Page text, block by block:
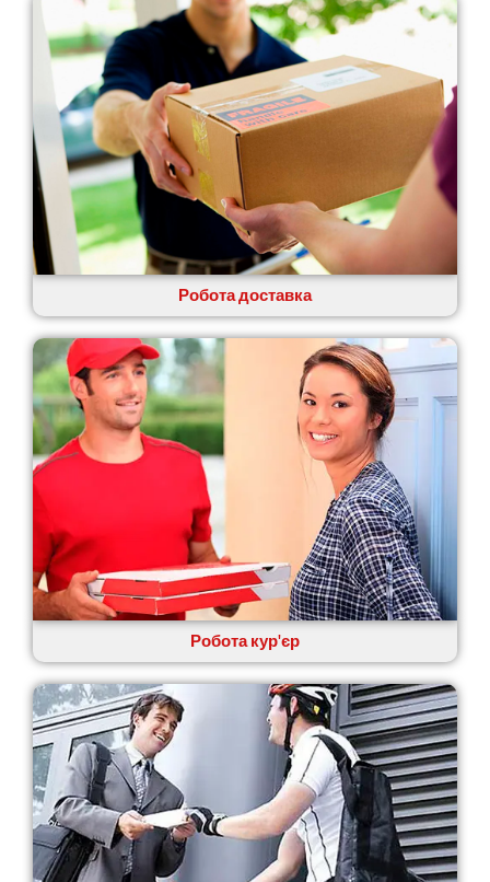
Гатне
Глеваха
Горішні Плавні
Гостомель
Харків
Херсон
Хмельницький
Хмільник
Ірпінь
Івано-Франківськ
Ізмаїл
Кагарлик
Калуш
Кам’янець-Подільський
Кам’янка
Кам’янське
Канів
Козятин
Київ
Коцюбинське
Конотоп
Коростень
Корсунь-Шевченківський
Ковель
Козин
Красноград
Кременчук
Кременець
Кривий Ріг
Кролевець
Кропивницький
Крихівці
Робота доставка
Робота кур'єр